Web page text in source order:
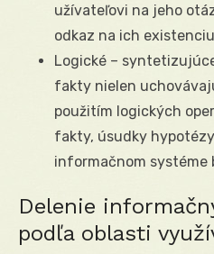
užívateľovi na jeho
odkaz na ich
Logické –
fakty nielen
použitím logických
fakty, úsudky
informačnom systéme
Delenie
podľa oblasti